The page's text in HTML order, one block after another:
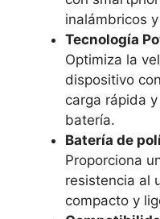
inalámbricos
Tecnología
Optimiza la
dispositivo
carga rápida
batería.
Batería de
Proporciona
resistencia al
compacto y